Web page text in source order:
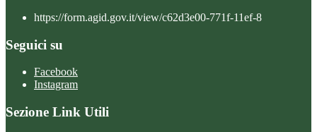
https://form.agid.gov.it/view/c62d3e00-771f-11ef-8
Seguici su
Facebook
Instagram
Sezione Link Utili